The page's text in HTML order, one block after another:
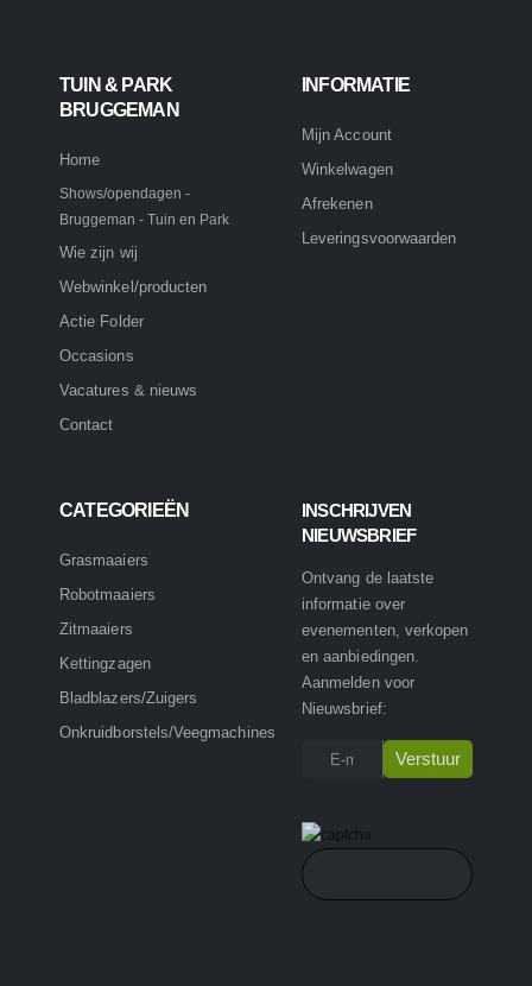
TUIN & PARK
BRUGGEMAN
Home
Shows/opendagen -
Bruggeman - Tuin en Park
Wie zijn wij
Webwinkel/producten
Actie Folder
Occasions
Vacatures & nieuws
Contact
INFORMATIE
Mijn Account
Winkelwagen
Afrekenen
Leveringsvoorwaarden
CATEGORIEËN
Grasmaaiers
Robotmaaiers
Zitmaaiers
Kettingzagen
Bladblazers/Zuigers
Onkruidborstels/Veegmachines
INSCHRIJVEN
NIEUWSBRIEF
Ontvang de laatste
informatie over
evenementen, verkopen
en aanbiedingen.
Aanmelden voor
Nieuwsbrief: